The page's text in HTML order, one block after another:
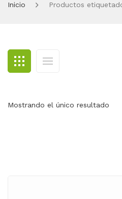
BLOG
CONTACTO
Inicio Productos
Mostrando el único resultado